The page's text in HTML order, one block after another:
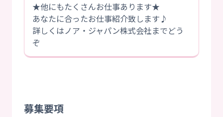
★他にもたくさんお仕事あります★
あなたに合ったお仕事紹介致します♪
詳しくはノア・ジャパン株式会社までどう
ぞ
募集要項